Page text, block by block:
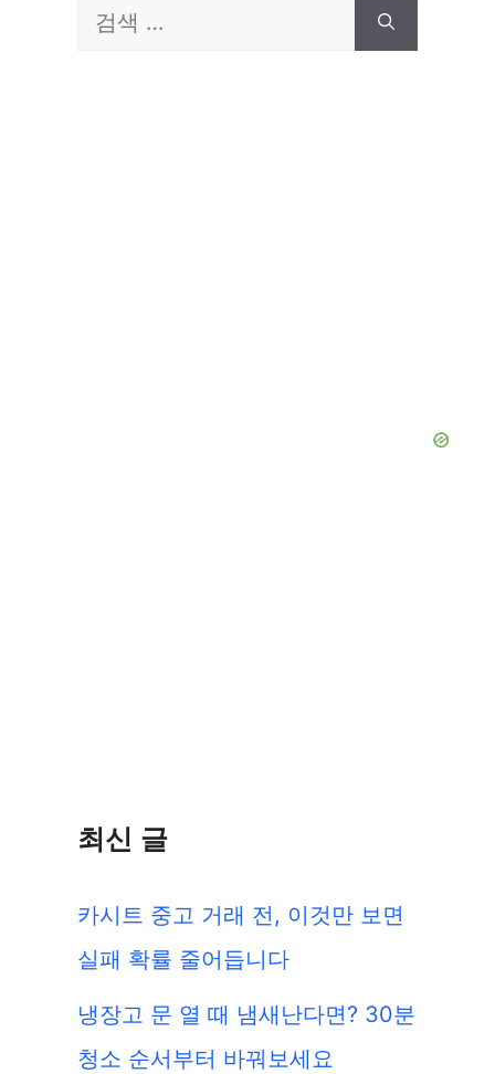
검
최신 글
카시트 중고 거래 전, 이것만 보면
실패 확률 줄어듭니다
냉장고 문 열 때 냄새난다면? 30분
청소 순서부터 바꿔보세요